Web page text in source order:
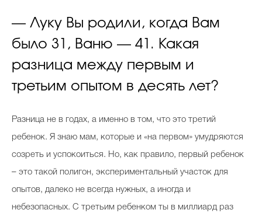
— Луку Вы родили, когда Вам
было 31, Ваню — 41. Какая
разница между первым и
третьим опытом в десять лет?
Разница не в годах, а именно в том, что это третий
ребенок. Я знаю мам, которые и «на первом» умудряются
созреть и успокоиться. Но, как правило, первый ребенок
– это такой полигон, экспериментальный участок для
опытов, далеко не всегда нужных, а иногда и
небезопасных. С третьим ребенком ты в миллиард раз